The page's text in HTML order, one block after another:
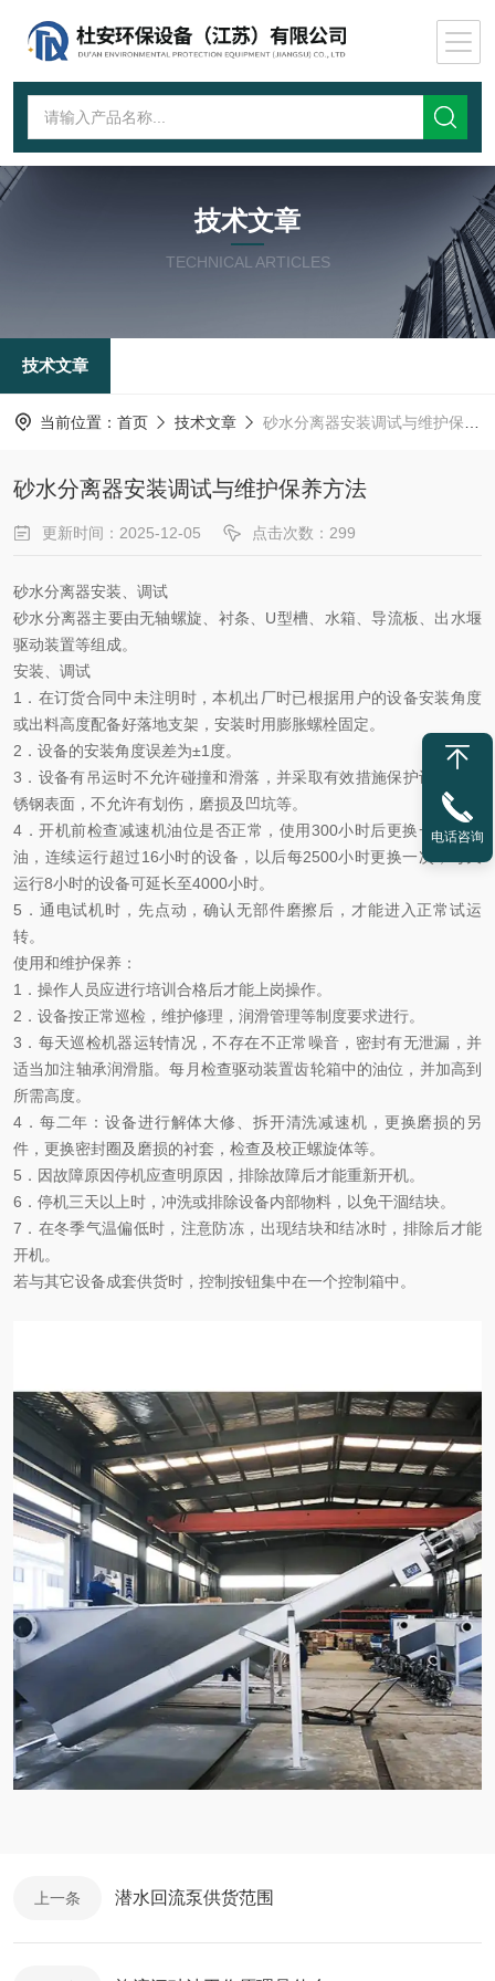
技术文章
TECHNICAL ARTICLES
技术文章
当前位置： 首页 技术文章 砂水分离器安装调试与维护保养方法
砂水分离器安装调试与维护保养方法
更新时间：2025-12-05 点击次数：299
砂水分离器安装、调试
砂水分离器主要由无轴螺旋、衬条、 U型槽、水箱、导流板、出水堰
驱动装置等组成。
安装、调试
1 ．在订货合同中未注明时，本机出厂时已根据用户的设备安装角度
或出料高度配备好落地支架，安装时用膨胀螺栓固定。
2 ．设备的安装角度误差为±1 度。
3 ．设备有吊运时不允许碰撞和滑落，并采取有效措施保护设备的不
锈钢表面，不允许有划伤，磨损及凹坑等。
4 ．开机前检查减速机油位是否正常，使用300小时后更换一次润滑
油，连续运行超过16小时的设备，以后每2500小时更换一次，每天
运行8小时的设备可延长至4000小时。
5 ．通电试机时，先点动，确认无部件磨擦后，才能进入正常试运
转。
使用和维护保养：
1 ．操作人员应进行培训合格后才能上岗操作。
2 ．设备按正常巡检，维护修理，润滑管理等制度要求进行。
3 ．每天巡检机器运转情况，不存在不正常噪音，密封有无泄漏，并
适当加注轴承润滑脂。每月检查驱动装置齿轮箱中的油位，并加高到
所需高度。
4 ．每二年：设备进行解体大修、拆开清洗减速机，更换磨损的另
件，更换密封圈及磨损的衬套，检查及校正螺旋体等。
5 ．因故障原因停机应查明原因，排除故障后才能重新开机。
6 ．停机三天以上时，冲洗或排除设备内部物料，以免干涸结块。
7 ．在冬季气温偏低时，注意防冻，出现结块和结冰时，排除后才能
开机。
若与其它设备成套供货时，控制按钮集中在一个控制箱中。
上一条 潜水回流泵供货范围
电话咨询